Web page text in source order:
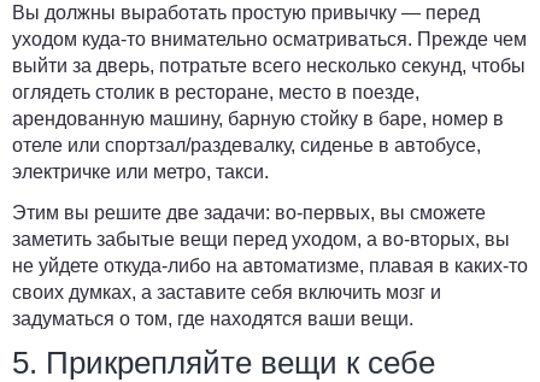
Вы должны выработать простую привычку — перед
уходом куда-то внимательно осматриваться. Прежде чем
выйти за дверь, потратьте всего несколько секунд, чтобы
оглядеть столик в ресторане, место в поезде,
арендованную машину, барную стойку в баре, номер в
отеле или спортзал/раздевалку, сиденье в автобусе,
электричке или метро, такси.
Этим вы решите две задачи: во-первых, вы сможете
заметить забытые вещи перед уходом, а во-вторых, вы
не уйдете откуда-либо на автоматизме, плавая в каких-то
своих думках, а заставите себя включить мозг и
задуматься о том, где находятся ваши вещи.
5. Прикрепляйте вещи к себе